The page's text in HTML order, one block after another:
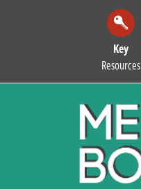
Key
Resources